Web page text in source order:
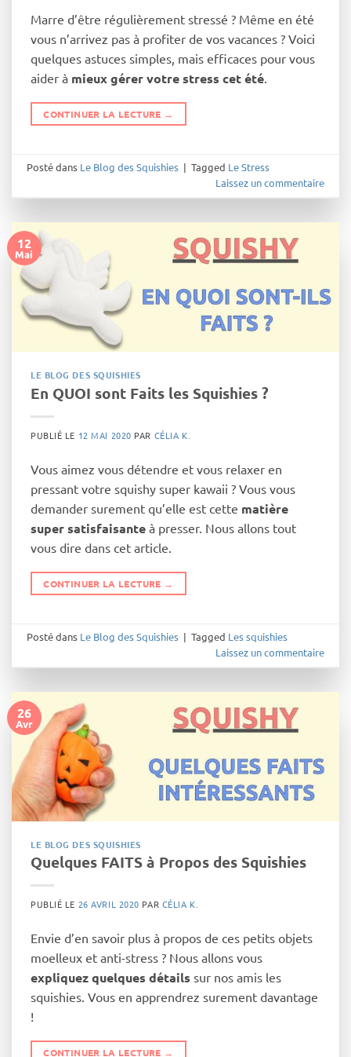
Marre d’être régulièrement stressé ? Même en été
vous n’arrivez pas à profiter de vos vacances ? Voici
quelques astuces simples, mais efficaces pour vous
aider à mieux gérer votre stress cet été
CONTINUER LA LECTURE →
Posté dans Le Blog des Squishies | Tagged Le Stress
Laissez un commentaire
12
Mai
LE BLOG DES SQUISHIES
En QUOI sont Faits les Squishies ?
PUBLIÉ LE 12 MAI 2020 PAR CÉLIA K.
Vous aimez vous détendre et vous relaxer en
pressant votre squishy super kawaii ? Vous vous
demander surement qu’elle est cette matière
super satisfaisante à presser. Nous allons tout
vous dire dans cet article.
CONTINUER LA LECTURE →
Posté dans Le Blog des Squishies | Tagged Les squishies
Laissez un commentaire
26
Avr
LE BLOG DES SQUISHIES
Quelques FAITS à Propos des Squishies
PUBLIÉ LE 26 AVRIL 2020 PAR CÉLIA K.
Envie d’en savoir plus à propos de ces petits objets
moelleux et anti-stress ? Nous allons vous
expliquez quelques détails sur nos amis les
squishies. Vous en apprendrez surement davantage
!
CONTINUER LA LECTURE →